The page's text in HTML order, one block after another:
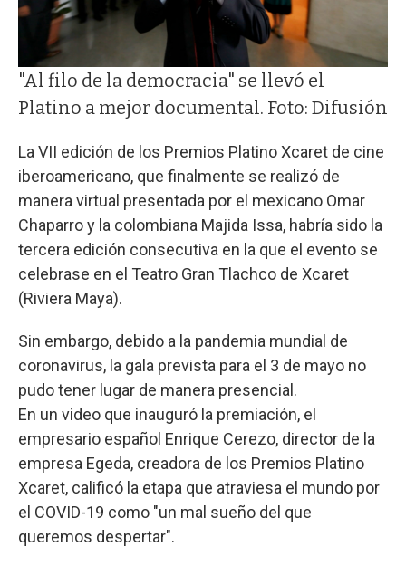
"Al filo de la democracia" se llevó el
Platino a mejor documental. Foto: Difusión
La VII edición de los Premios Platino Xcaret de cine
iberoamericano, que finalmente se realizó de
manera virtual presentada por el mexicano Omar
Chaparro y la colombiana Majida Issa, habría sido la
tercera edición consecutiva en la que el evento se
celebrase en el Teatro Gran Tlachco de Xcaret
(Riviera Maya).
Sin embargo, debido a la pandemia mundial de
coronavirus, la gala prevista para el 3 de mayo no
pudo tener lugar de manera presencial.
En un video que inauguró la premiación, el
empresario español Enrique Cerezo, director de la
empresa Egeda, creadora de los Premios Platino
Xcaret, calificó la etapa que atraviesa el mundo por
el COVID-19 como "un mal sueño del que
queremos despertar".